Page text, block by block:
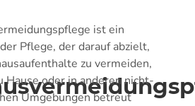
ist ein
Pflege, der darauf abzielt,
zu vermeiden,
Hause oder in anderen nicht-
Umgebungen betreut